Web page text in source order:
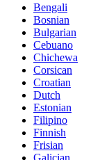
Bengali
Bosnian
Bulgarian
Cebuano
Chichewa
Corsican
Croatian
Dutch
Estonian
Filipino
Finnish
Frisian
Galician